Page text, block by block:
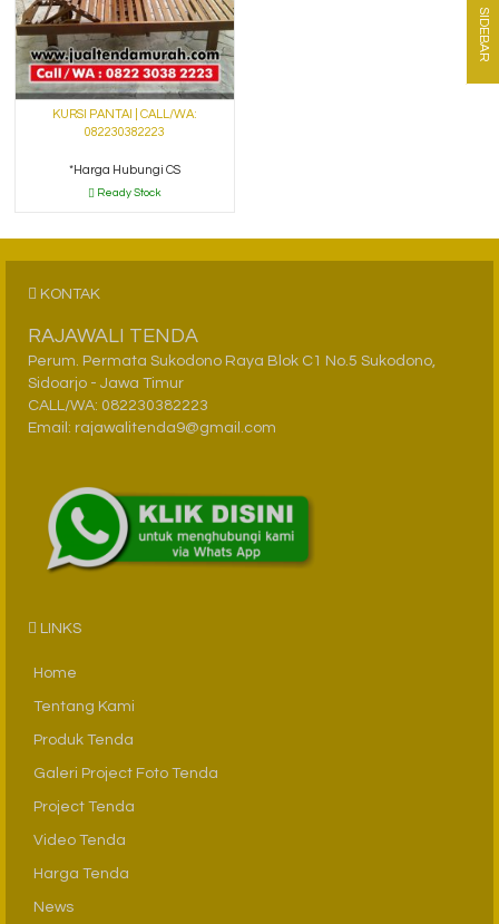
KURSI PANTAI | CALL/WA:
082230382223
*Harga Hubungi CS
Ready Stock
SIDEBAR
KONTAK
RAJAWALI TENDA
Perum. Permata Sukodono Raya Blok C1 No.5 Sukodono,
Sidoarjo - Jawa Timur
CALL/WA: 082230382223
Email: rajawalitenda9@gmail.com
LINKS
Home
Tentang Kami
Produk Tenda
Galeri Project Foto Tenda
Project Tenda
Video Tenda
Harga Tenda
News